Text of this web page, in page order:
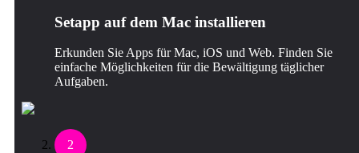
Setapp auf dem Mac installieren
Erkunden Sie Apps für Mac, iOS und Web. Finden Sie
einfache Möglichkeiten für die Bewältigung täglicher
Aufgaben.
2